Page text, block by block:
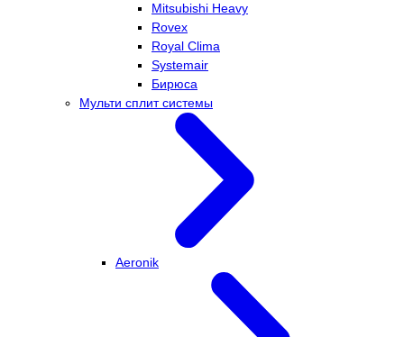
Mitsubishi Heavy
Rovex
Royal Clima
Systemair
Бирюса
Мульти сплит системы
Aeronik